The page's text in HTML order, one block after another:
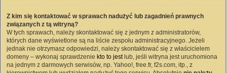
Z kim się kontaktować w sprawach nadużyć lub zagadnień prawnych
związanych z tą witryną?
W tych sprawach, należy skontaktować się z jednym z administratorów,
których dane wyświetlone są na liście zespołu administracyjnego. Jeżeli
jednak nie otrzymasz odpowiedzi, należy skontaktować się z właścicielem
domeny – wykonaj sprawdzenie kto to jestlub, jeśli witryna jest uruchomiona
na jednym z darmowych serwisów, np. Yahoo!, free.fr, f2s.com, itp., z